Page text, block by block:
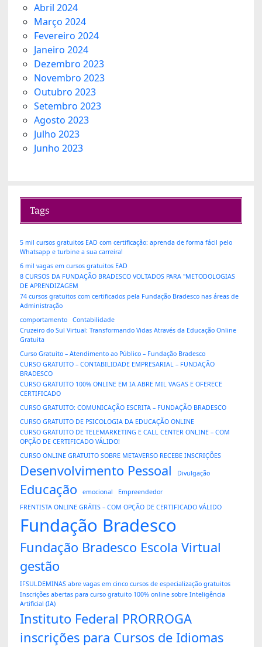
Abril 2024
Março 2024
Fevereiro 2024
Janeiro 2024
Dezembro 2023
Novembro 2023
Outubro 2023
Setembro 2023
Agosto 2023
Julho 2023
Junho 2023
Tags
5 mil cursos gratuitos EAD com certificação: aprenda de forma fácil pelo
Whatsapp e turbine a sua carreira!
6 mil vagas em cursos gratuitos EAD
8 CURSOS DA FUNDAÇÃO BRADESCO VOLTADOS PARA "METODOLOGIAS
DE APRENDIZAGEM
74 cursos gratuitos com certificados pela Fundação Bradesco nas áreas de
Administração
comportamento
Contabilidade
Cruzeiro do Sul Virtual: Transformando Vidas Através da Educação Online
Gratuita
Curso Gratuito – Atendimento ao Público – Fundação Bradesco
CURSO GRATUITO – CONTABILIDADE EMPRESARIAL – FUNDAÇÃO
BRADESCO
CURSO GRATUITO 100% ONLINE EM IA ABRE MIL VAGAS E OFERECE
CERTIFICADO
CURSO GRATUITO: COMUNICAÇÃO ESCRITA – FUNDAÇÃO BRADESCO
CURSO GRATUITO DE PSICOLOGIA DA EDUCAÇÃO ONLINE
CURSO GRATUITO DE TELEMARKETING E CALL CENTER ONLINE – COM
OPÇÃO DE CERTIFICADO VÁLIDO!
CURSO ONLINE GRATUITO SOBRE METAVERSO RECEBE INSCRIÇÕES
Desenvolvimento Pessoal Divulgação
Educação emocional
Empreendedor
FRENTISTA ONLINE GRÁTIS – COM OPÇÃO DE CERTIFICADO VÁLIDO
Fundação Bradesco
Fundação Bradesco Escola Virtual
gestão
IFSULDEMINAS abre vagas em cinco cursos de especialização gratuitos
Inscrições abertas para curso gratuito 100% online sobre Inteligência
Artificial (IA)
Instituto Federal PRORROGA
inscrições para Cursos de Idiomas